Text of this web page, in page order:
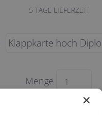
5 TAGE LIEFERZEIT
Menge
×